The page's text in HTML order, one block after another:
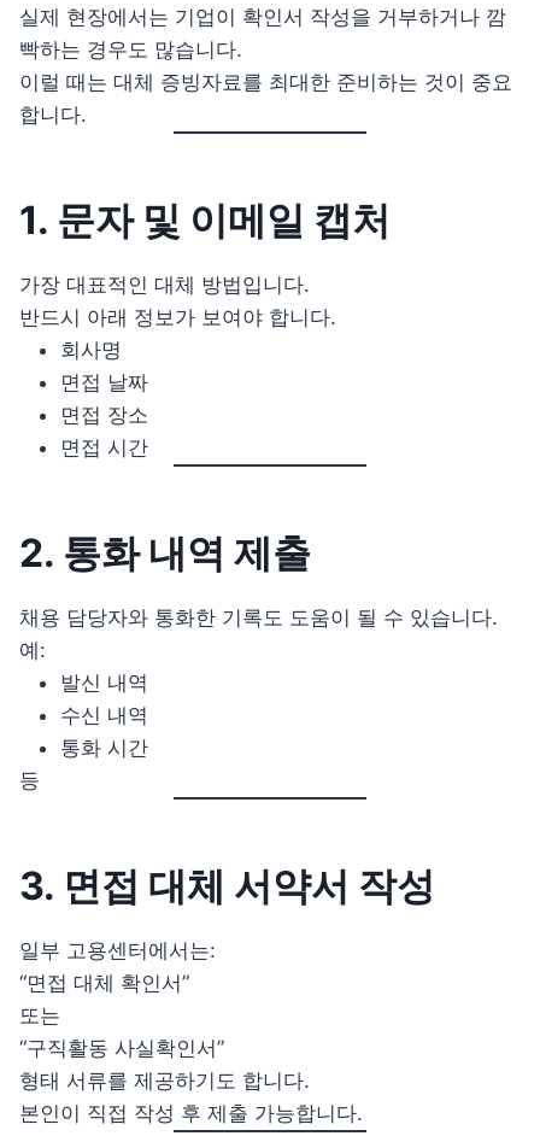
실제 현장에서는 기업이 확인서 작성을 거부하거나 깜
빡하는 경우도 많습니다.
이럴 때는 대체 증빙자료를 최대한 준비하는 것이 중요
합니다.
1. 문자 및 이메일 캡처
가장 대표적인 대체 방법입니다.
반드시 아래 정보가 보여야 합니다.
회사명
면접 날짜
면접 장소
면접 시간
2. 통화 내역 제출
채용 담당자와 통화한 기록도 도움이 될 수 있습니다.
예:
발신 내역
수신 내역
통화 시간
등
3. 면접 대체 서약서 작성
일부 고용센터에서는:
“면접 대체 확인서”
또는
“구직활동 사실확인서”
형태 서류를 제공하기도 합니다.
본인이 직접 작성 후 제출 가능합니다.